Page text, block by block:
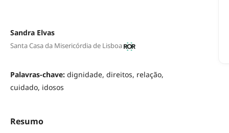
Sandra Elvas
Santa Casa da Misericórdia de Lisboa
Palavras-chave: dignidade, direitos, relação,
cuidado, idosos
Resumo